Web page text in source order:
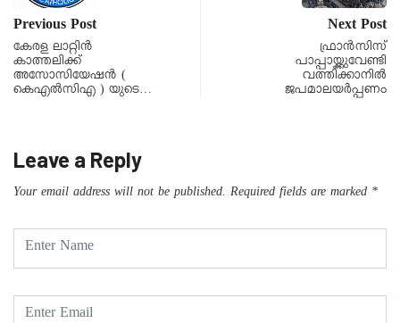
Previous Post
കേരള ലാറ്റിൻ
കാത്തലിക്ക്
അസോസിയേഷൻ (
കെഎൽസിഎ ) യുടെ…
Next Post
ഫ്രാന്‍സിസ്
പാപ്പായ്ക്കുവേണ്ടി
വത്തിക്കാനില്‍
ജപമാലയര്‍പ്പണം
Leave a Reply
Your email address will not be published. Required fields are marked *